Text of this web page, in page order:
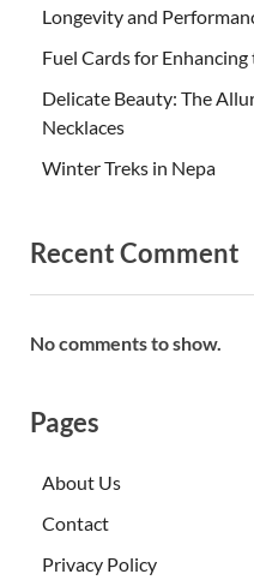
Longevity and
Fuel Cards for
Delicate Beauty: The
Necklaces
Winter Treks in Nepa
Recent Comment
No comments to show.
Pages
About Us
Contact
Privacy Policy